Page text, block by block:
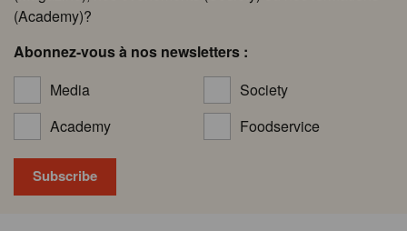
(Academy)?
Abonnez-vous à nos newsletters :
Media
Society
Academy
Foodservice